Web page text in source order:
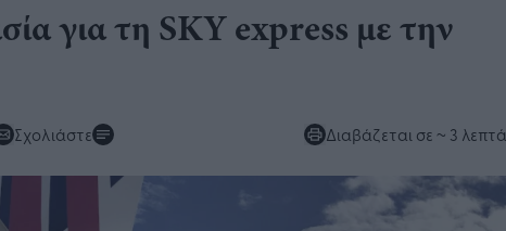
για τη SKY express με την
Σχολιάστε Διαβάζεται σε ~ 3 λεπτά